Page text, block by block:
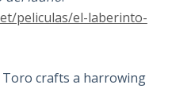
peliculas/el-laberinto-
Toro crafts a harrowing